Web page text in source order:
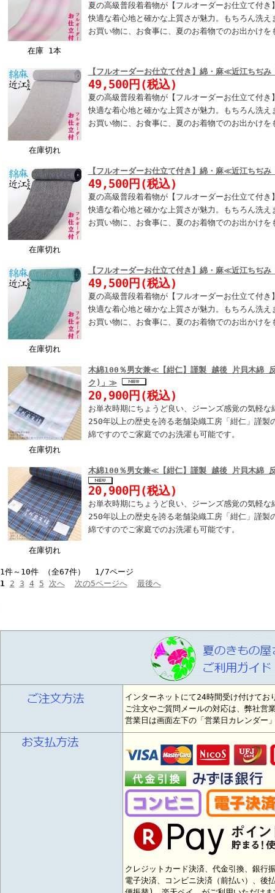
在庫 1本
夏の高級普段着着物が【フルオーダーお仕立て付き
快適な着心地と確かな上質さが魅力。もちろん洗え
お買い物に、お食事に、夏のお着物でのお出かけを
在庫切れ
【フルオーダーお仕立て付き】綿・麻≪近江ちぢみ
49,500円(税込)
夏の高級普段着着物が【フルオーダーお仕立て付き
快適な着心地と確かな上質さが魅力。もちろん洗え
お買い物に、お食事に、夏のお着物でのお出かけを
在庫切れ
【フルオーダーお仕立て付き】綿・麻≪近江ちぢみ
49,500円(税込)
夏の高級普段着着物が【フルオーダーお仕立て付き
快適な着心地と確かな上質さが魅力。もちろん洗え
お買い物に、お食事に、夏のお着物でのお出かけを
在庫切れ
【フルオーダーお仕立て付き】綿・麻≪近江ちぢみ
49,500円(税込)
夏の高級普段着着物が【フルオーダーお仕立て付き
快適な着心地と確かな上質さが魅力。もちろん洗え
お買い物に、お食事に、夏のお着物でのお出かけを
在庫切れ
木綿100％男女兼≪【紺仁】謹製 越後 片貝木綿
ク)」≫
20,900円(税込)
お単衣時期にちょうど良い、ジーンズ感覚の気軽な
250年以上の歴史を誇る老舗染織工房「紺仁」謹製
綿ですのでご家庭でのお洗濯も可能です。
在庫切れ
木綿100％男女兼≪【紺仁】謹製 越後 片貝木綿
20,900円(税込)
お単衣時期にちょうど良い、ジーンズ感覚の気軽な
250年以上の歴史を誇る老舗染織工房「紺仁」謹製
綿ですのでご家庭でのお洗濯も可能です。
1件～10件 （全67件） 1/7ページ
1
2 3 4 5 次へ 次の5ページへ 最後へ
インターネットにて24時間受け付けてお
ご注文やご質問メールの対応は、弊社営
営業日は画面左下の「営業日カレンダー
クレジットカード決済、代金引換、銀行
電子決済、コンビニ決済（前払い）、後